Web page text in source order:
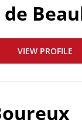
de
VIEW PROFILE